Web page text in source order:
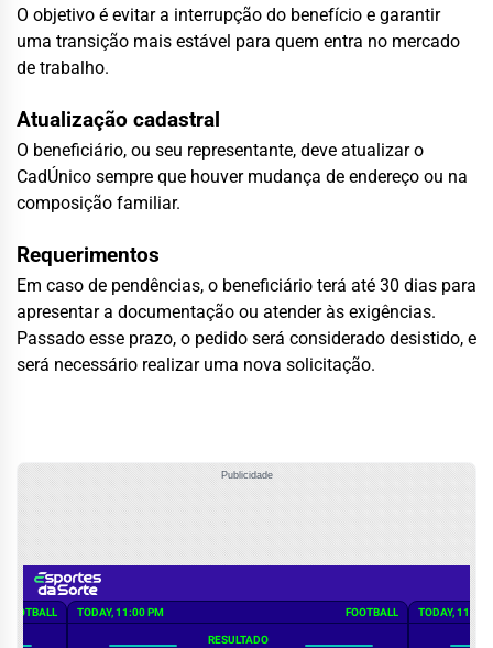
O objetivo é evitar a interrupção do benefício e garantir
uma transição mais estável para quem entra no mercado
de trabalho.
Atualização cadastral
O beneficiário, ou seu representante, deve atualizar o
CadÚnico sempre que houver mudança de endereço ou na
composição familiar.
Requerimentos
Em caso de pendências, o beneficiário terá até 30 dias para
apresentar a documentação ou atender às exigências.
Passado esse prazo, o pedido será considerado desistido, e
será necessário realizar uma nova solicitação.
Publicidade